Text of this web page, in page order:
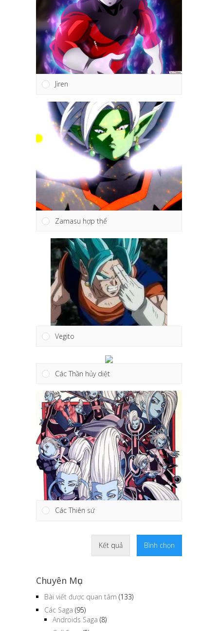
Jiren
Zamasu hợp thể
Vegito
Các Thần hủy diệt
Các Thiên sứ
Kết quả Bình chọn
Chuyên Mục
Bài viết được quan tâm (133)
Các Saga (95)
Androids Saga (8)